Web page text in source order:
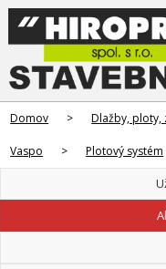
Domov > Dlažby, ploty,
Vaspo > Plotový systém